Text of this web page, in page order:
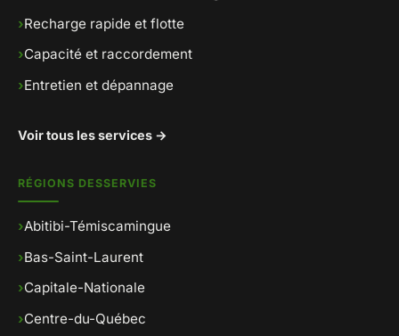
›Recharge rapide et flotte
›Capacité et raccordement
›Entretien et dépannage
Voir tous les services →
RÉGIONS DESSERVIES
›Abitibi-Témiscamingue
›Bas-Saint-Laurent
›Capitale-Nationale
›Centre-du-Québec